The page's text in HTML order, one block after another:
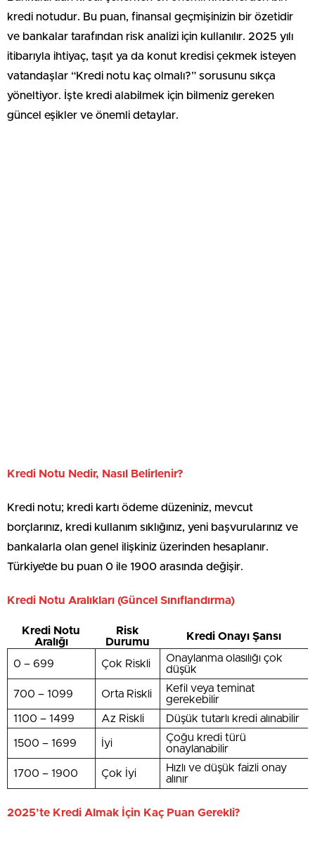
kredi notudur. Bu puan, finansal geçmişinizin bir özetidir
ve bankalar tarafından risk analizi için kullanılır. 2025 yılı
itibarıyla ihtiyaç, taşıt ya da konut kredisi çekmek isteyen
vatandaşlar “Kredi notu kaç olmalı?” sorusunu sıkça
yöneltiyor. İşte kredi alabilmek için bilmeniz gereken
güncel eşikler ve önemli detaylar.
Kredi Notu Nedir, Nasıl Belirlenir?
Kredi notu; kredi kartı ödeme düzeniniz, mevcut
borçlarınız, kredi kullanım sıklığınız, yeni başvurularınız ve
bankalarla olan genel ilişkiniz üzerinden hesaplanır.
Türkiye’de bu puan 0 ile 1900 arasında değişir.
Kredi Notu Aralıkları (Güncel Sınıflandırma)
Kredi Notu
Aralığı
Risk
Durumu
Kredi Onayı Şansı
0 – 699 Çok Riskli
Onaylanma olasılığı çok
düşük
700 – 1099 Orta Riskli
Kefil veya teminat
gerekebilir
1100 – 1499
Az Riskli Düşük tutarlı kredi alınabilir
1500 – 1699 İyi
Çoğu kredi türü
onaylanabilir
1700 – 1900 Çok İyi
Hızlı ve düşük faizli onay
alınır
2025’te Kredi Almak İçin Kaç Puan Gerekli?